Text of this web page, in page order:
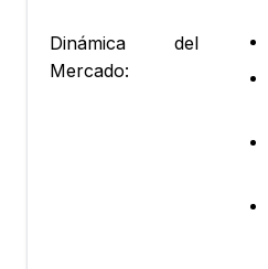
Dinámica del
Mercado: